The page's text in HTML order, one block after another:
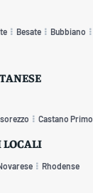
Besate Bubbiano
Castano Primo
LOCALI
Rhodense